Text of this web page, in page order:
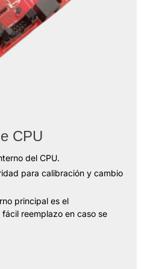
CPU
del CPU.
para calibración y cambio
principal es el
reemplazo en caso se